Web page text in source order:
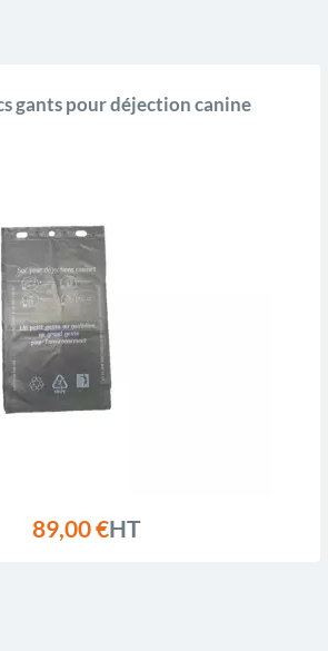
gants pour déjection canine
89,00 €HT